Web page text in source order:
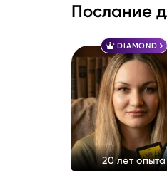
Послание
DIAMOND
20 лет опыта